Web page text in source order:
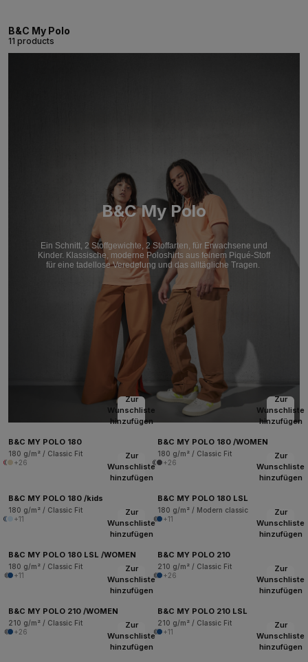
B&C My Polo
11 products
B&C My Polo
Ein Schnitt, 2 Stoffgewichte, 2 Stoffarten, für Erwachsene und
Kinder. Klassische, moderne Poloshirts aus feinem Piqué-Stoff
für eine tadellose Veredelung und das alltägliche Tragen.
Zur
Wunschliste
hinzufügen
B&C MY POLO 180
180 g/m² / Classic Fit
+26
Zur
Wunschliste
hinzufügen
B&C MY POLO 180 /WOMEN
180 g/m² / Classic Fit
+26
Zur
Wunschliste
hinzufügen
B&C MY POLO 180 /kids
180 g/m² / Classic Fit
+11
Zur
Wunschliste
hinzufügen
B&C MY POLO 180 LSL
180 g/m² / Modern classic
+11
Zur
Wunschliste
hinzufügen
B&C MY POLO 180 LSL /WOMEN
180 g/m² / Classic Fit
+11
Zur
Wunschliste
hinzufügen
B&C MY POLO 210
210 g/m² / Classic Fit
+26
Zur
Wunschliste
hinzufügen
B&C MY POLO 210 /WOMEN
210 g/m² / Classic Fit
+26
Zur
Wunschliste
hinzufügen
B&C MY POLO 210 LSL
210 g/m² / Classic Fit
+11
Zur
Wunschliste
hinzufügen
Zur
Wunschliste
hinzufügen